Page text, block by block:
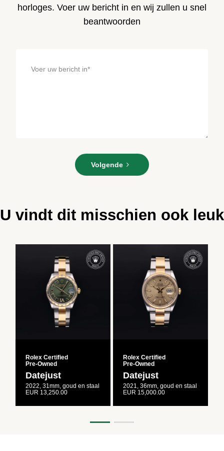
horloges. Voer uw bericht in en wij zullen u snel
beantwoorden
Volgende
U vindt dit misschien ook leuk
Rolex Certified
Pre‑Owned
Datejust
2022, 31mm, goud en staal
EUR 13,250.00
Rolex Certified
Pre‑Owned
Datejust
2021, 36mm, goud en staal
EUR 15,000.00